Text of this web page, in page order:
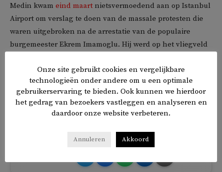
Medin kwam eind maart nietsvermoedend aan op Istanbul
Airport om verslag te doen van de massale protesten die
waren uitgebroken na de arrestatie van de populaire
burgemeester Ekrem Imamoglu. Hij werd op het vliegveld
gestuurd, waar veel politieke gevangenen door de Turkse
staat van ‘terrorisme’ worden beschuldigd en jarenlang
vastzitten.
Onze site gebruikt cookies en vergelijkbare
technologieën onder andere om u een optimale
gebruikerservaring te bieden. Ook kunnen we hierdoor
het gedrag van bezoekers vastleggen en analyseren en
daardoor onze website verbeteren.
Annuleren Akkoord